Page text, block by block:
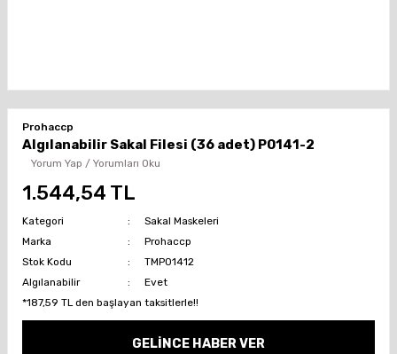
Prohaccp
Algılanabilir Sakal Filesi (36 adet) P0141-2
Yorum Yap / Yorumları Oku
1.544,54 TL
Kategori
Sakal Maskeleri
Marka
Prohaccp
Stok Kodu
TMP01412
Algılanabilir
Evet
*187,59 TL den başlayan taksitlerle!!
GELİNCE HABER VER